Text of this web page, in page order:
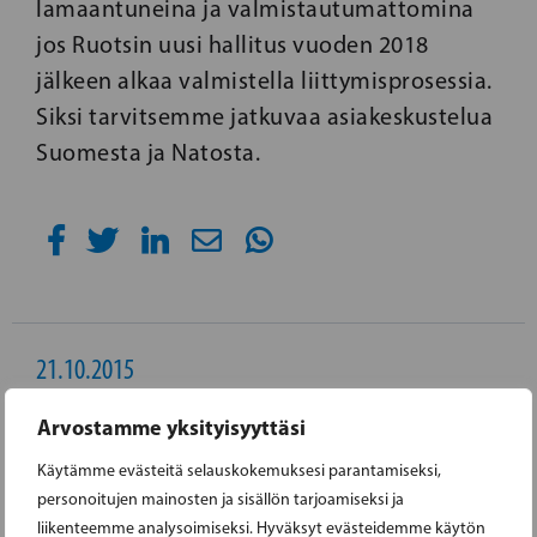
Arvostamme yksityisyyttäsi
Käytämme evästeitä selauskokemuksesi parantamiseksi,
personoitujen mainosten ja sisällön tarjoamiseksi ja
liikenteemme analysoimiseksi. Hyväksyt evästeidemme käytön
lamaantuneina ja valmistautumattomina
jos Ruotsin uusi hallitus vuoden 2018
jälkeen alkaa valmistella liittymisprosessia.
Siksi tarvitsemme jatkuvaa asiakeskustelua
Suomesta ja Natosta.
21.10.2015
BIAUDET: ESITYS
LUKUKAUSIMAKSUISTA ON
LYHYTNÄKÖISTÄ POLITIIKKAA